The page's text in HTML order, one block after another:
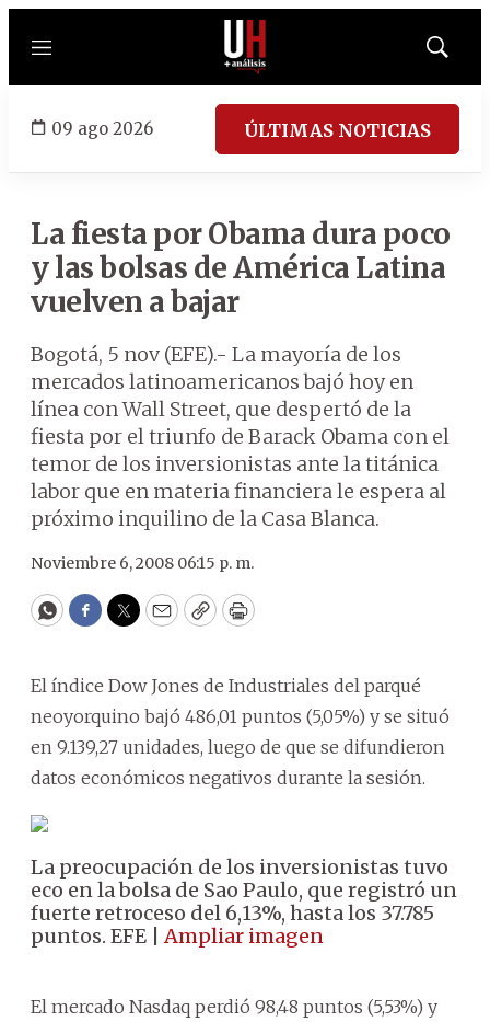
Menú
Mostrar
09 ago 2026 ÚLTIMAS NOTICIAS
La fiesta por Obama dura poco
y las bolsas de América Latina
vuelven a bajar
Bogotá, 5 nov (EFE).- La mayoría de los
mercados latinoamericanos bajó hoy en
línea con Wall Street, que despertó de la
fiesta por el triunfo de Barack Obama con el
temor de los inversionistas ante la titánica
labor que en materia financiera le espera al
próximo inquilino de la Casa Blanca.
Noviembre 6, 2008 06:15 p. m.
WhatsApp
Facebook
Twitter
EmailCopyPrint
El índice Dow Jones de Industriales del parqué
neoyorquino bajó 486,01 puntos (5,05%) y se situó
en 9.139,27 unidades, luego de que se difundieron
datos económicos negativos durante la sesión.
La preocupación de los inversionistas tuvo
eco en la bolsa de Sao Paulo, que registró un
fuerte retroceso del 6,13%, hasta los 37.785
puntos. EFE |Ampliar imagen
El mercado Nasdaq perdió 98,48 puntos (5,53%) y